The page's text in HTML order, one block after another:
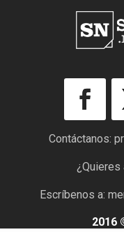
Contáctanos:
¿Quieres
Escríbenos a:
2016